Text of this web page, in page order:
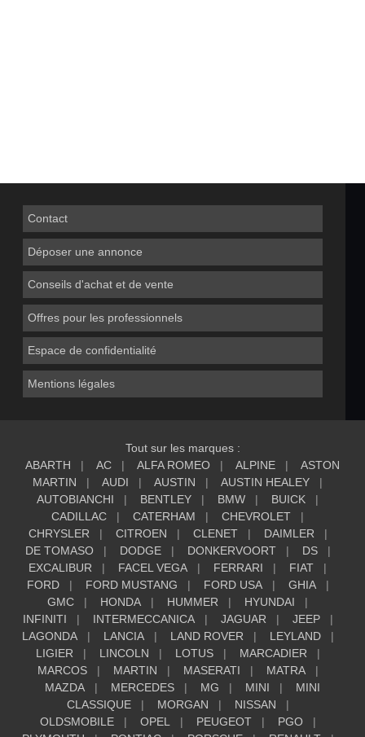
Contact
Déposer une annonce
Conseils d'achat et de vente
Offres pour les professionnels
Espace de confidentialité
Mentions légales
Tout sur les marques :
ABARTH
AC ALFA ROMEO ALPINE
ASTON
MARTIN
AUDI AUSTIN
AUSTIN HEALEY
AUTOBIANCHI
BENTLEY BMW
BUICK
CADILLAC
CATERHAM
CHEVROLET
CHRYSLER
CITROEN CLENET
DAIMLER
DE TOMASO
DODGE DONKERVOORT
DS
EXCALIBUR
FACEL VEGA FERRARI
FIAT
FORD
FORD MUSTANG FORD USA
GHIA
GMC
HONDA HUMMER
HYUNDAI
INFINITI
INTERMECCANICA JAGUAR
JEEP
LAGONDA
LANCIA LAND ROVER
LEYLAND
LIGIER
LINCOLN LOTUS
MARCADIER
MARCOS
MARTIN MASERATI
MATRA
MAZDA
MERCEDES MG MINI
MINI
CLASSIQUE
MORGAN
NISSAN
OLDSMOBILE
OPEL PEUGEOT
PGO